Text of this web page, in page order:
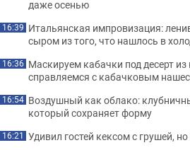
даже осенью
16:39 Итальянская импровизация:
сыром из того, что нашлось в
16:36 Маскируем кабачки под десерт
справляемся с кабачковым
16:54 Воздушный как облако:
который сохраняет форму
16:21 Удивил гостей кексом с грушей,